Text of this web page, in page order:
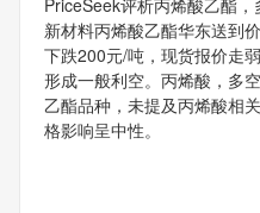
PriceSeek评析丙烯酸乙酯
新材料丙烯酸乙酯华东送到
下跌200元/吨，现货报价走
形成一般利空。丙烯酸，多
乙酯品种，未提及丙烯酸相
格影响呈中性。